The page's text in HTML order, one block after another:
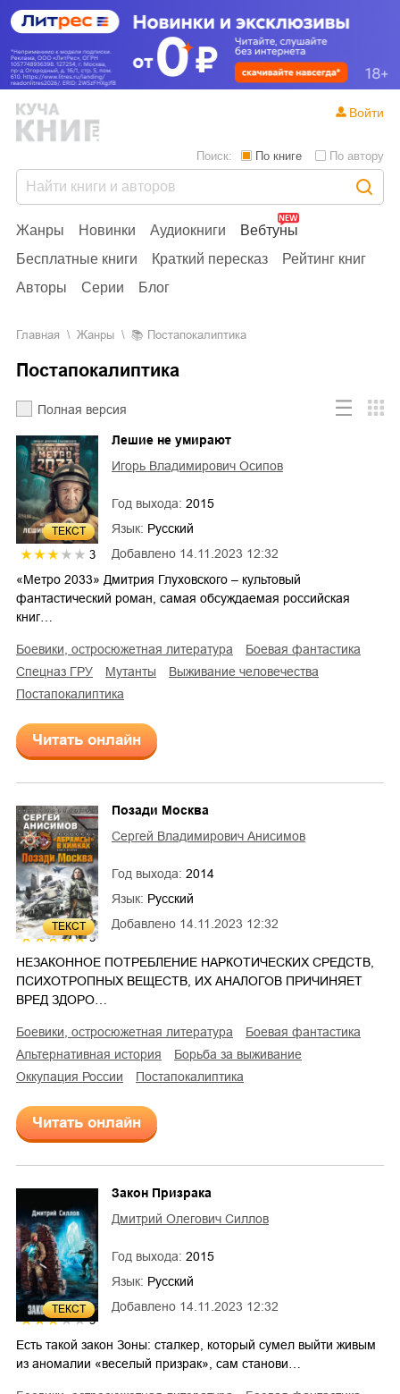
Жанры Новинки Аудиокниги
Вебтуны
Бесплатные книги
Краткий пересказ
Рейтинг книг
Авторы
Серии Блог
Поиск: По книге По автору
Войти
Главная Жанры Постапокалиптика
Постапокалиптика
Полная версия
ТЕКСТ
3 Добавлено 14.11.2023 12:32
Лешие не умирают
Игорь Владимирович Осипов
Год выхода: 2015
Язык: Русский
«Метро 2033» Дмитрия Глуховского – культовый
фантастический роман, самая обсуждаемая российская
книг…
боевики, остросюжетная литература
боевая фантастика
спецназ ГРУ
мутанты
выживание человечества
постапокалиптика
Читать онлайн
ТЕКСТ
5
Добавлено 14.11.2023 12:32
Позади Москва
Сергей Владимирович Анисимов
Год выхода: 2014
Язык: Русский
НЕЗАКОННОЕ ПОТРЕБЛЕНИЕ НАРКОТИЧЕСКИХ СРЕДСТВ,
ПСИХОТРОПНЫХ ВЕЩЕСТВ, ИХ АНАЛОГОВ ПРИЧИНЯЕТ
ВРЕД ЗДОРО…
боевики, остросюжетная литература
боевая фантастика
альтернативная история
борьба за выживание
оккупация России
постапокалиптика
Читать онлайн
ТЕКСТ
3
Добавлено 14.11.2023 12:32
Закон Призрака
Дмитрий Олегович Силлов
Год выхода: 2015
Язык: Русский
Есть такой закон Зоны: сталкер, который сумел выйти живым
из аномалии «веселый призрак», сам станови…